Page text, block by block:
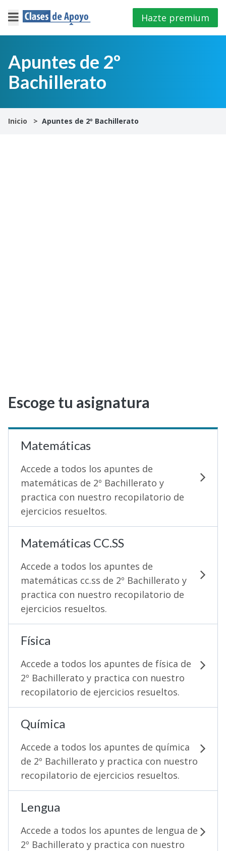
×
Iniciar
sesión
4º
Hazte premium
Apuntes de 2º
Bachillerato
Inicio Apuntes de 2º Bachillerato
Escoge tu asignatura
Matemáticas
Accede a todos los apuntes de
matemáticas de 2º Bachillerato y
practica con nuestro recopilatorio de
ejercicios resueltos.
Matemáticas CC.SS
Accede a todos los apuntes de
matemáticas cc.ss de 2º Bachillerato y
practica con nuestro recopilatorio de
ejercicios resueltos.
Física
Accede a todos los apuntes de física de
2º Bachillerato y practica con nuestro
recopilatorio de ejercicios resueltos.
Química
Accede a todos los apuntes de química
de 2º Bachillerato y practica con nuestro
recopilatorio de ejercicios resueltos.
Lengua
Accede a todos los apuntes de lengua de
2º Bachillerato y practica con nuestro